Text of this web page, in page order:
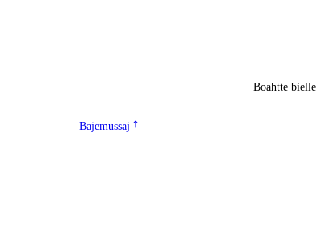
Boahtte bielle
Bajemussaj